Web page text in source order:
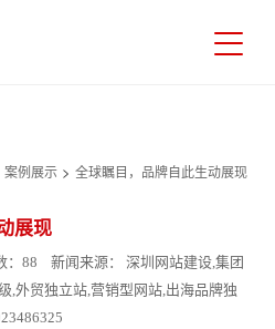
案例展示 > 全球瞩目，品牌自此生动展现
展现
：88 新闻来源： 深圳网站建设,集团
,外贸独立站,营销型网站,出海品牌独